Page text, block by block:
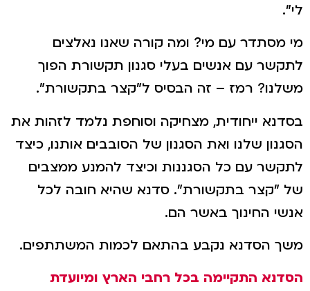
לי".
מי מסתדר עם מי? ומה קורה שאנו נאלצים
לתקשר עם אנשים בעלי סגנון תקשורת הפוך
משלנו? רמז – זה הבסיס ל"קצר בתקשורת".
בסדנא ייחודית, מצחיקה וסוחפת נלמד לזהות את
הסגנון שלנו ואת הסגנון של הסובבים אותנו, כיצד
לתקשר עם כל הסגננות וכיצד להמנע ממצבים
של "קצר בתקשורת". סדנא שהיא חובה לכל
אנשי החינוך באשר הם.
משך הסדנא נקבע בהתאם לכמות המשתתפים.
הסדנא התקיימה בכל רחבי הארץ ומיועדת